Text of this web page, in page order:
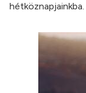
hétköznapjainkba.